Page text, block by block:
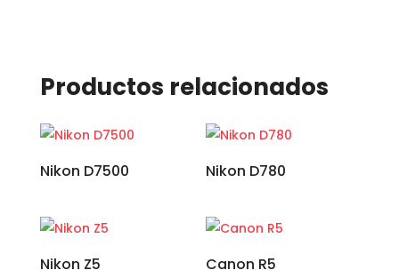
Productos relacionados
Nikon D7500 Nikon D780
Nikon Z5 Canon R5